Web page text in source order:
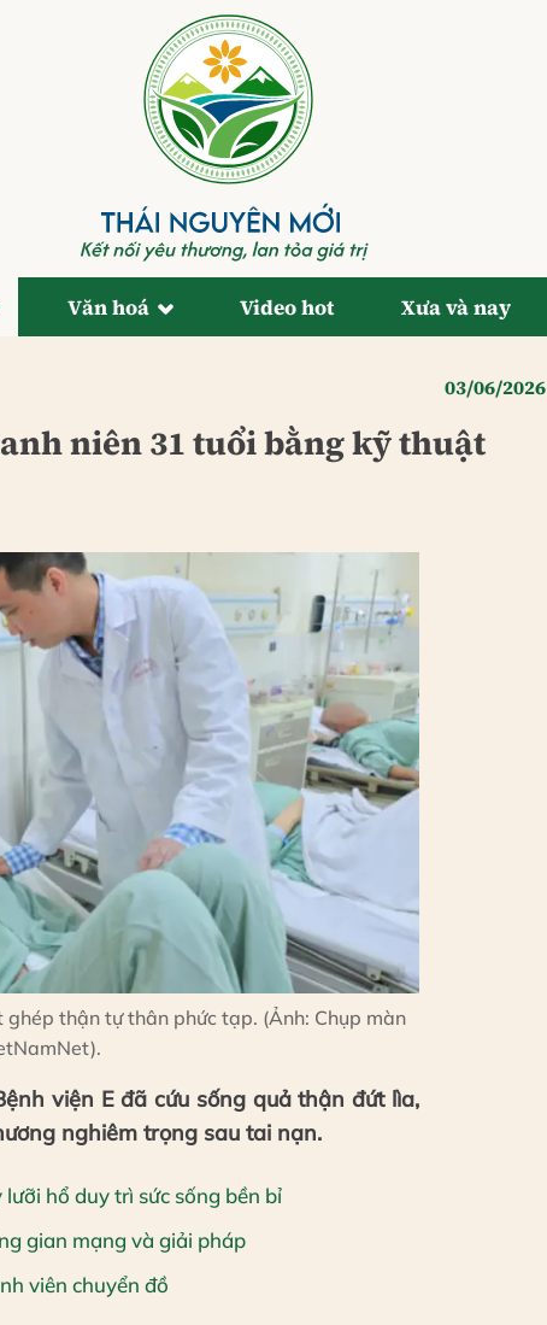
Văn hoá Video hot Xưa và nay
03/06/2026
niên 31 tuổi bằng kỹ thuật
thận tự thân phức tạp. (Ảnh: Chụp màn
viện E đã cứu sống quả thận đứt lìa,
nghiêm trọng sau tai nạn.
hổ duy trì sức sống bền bỉ
gian mạng và giải pháp
viên chuyển đồ